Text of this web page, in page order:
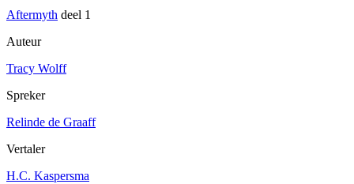
Aftermyth deel 1
Auteur
Tracy Wolff
Spreker
Relinde de Graaff
Vertaler
H.C. Kaspersma